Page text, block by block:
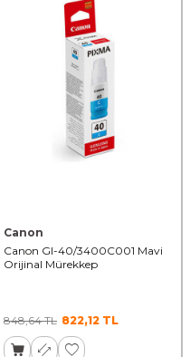
Canon
Canon GI-40/3400C001 Mavi
Orijinal Mürekkep
848,64TL 822,12 TL